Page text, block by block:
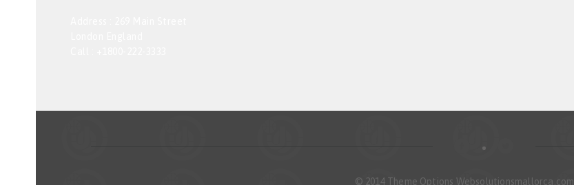
© 2014 Theme Options Websolutionsmallorca.com